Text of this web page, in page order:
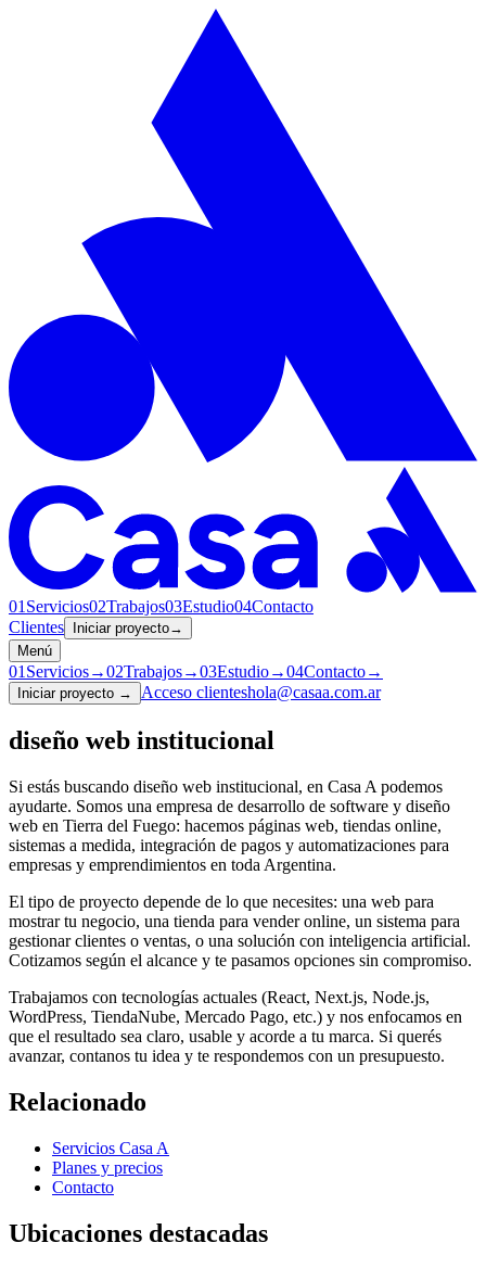
01 Servicios02Trabajos03Estudio04Contacto
Clientes
Iniciar proyecto→
Menú
01 Servicios→02Trabajos→03Estudio→04Contacto→
Iniciar proyecto → Acceso clienteshola@casaa.com.ar
diseño web institucional
Si estás buscando diseño web institucional, en Casa A podemos
ayudarte. Somos una empresa de desarrollo de software y diseño
web en Tierra del Fuego: hacemos páginas web, tiendas online,
sistemas a medida, integración de pagos y automatizaciones para
empresas y emprendimientos en toda Argentina.
El tipo de proyecto depende de lo que necesites: una web para
mostrar tu negocio, una tienda para vender online, un sistema para
gestionar clientes o ventas, o una solución con inteligencia artificial.
Cotizamos según el alcance y te pasamos opciones sin compromiso.
Trabajamos con tecnologías actuales (React, Next.js, Node.js,
WordPress, TiendaNube, Mercado Pago, etc.) y nos enfocamos en
que el resultado sea claro, usable y acorde a tu marca. Si querés
avanzar, contanos tu idea y te respondemos con un presupuesto.
Relacionado
Servicios Casa A
Planes y precios
Contacto
Ubicaciones destacadas